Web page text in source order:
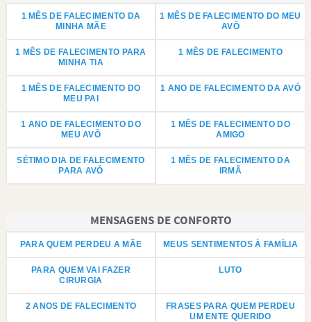
1 MÊS DE FALECIMENTO DA
MINHA MÃE
1 MÊS DE FALECIMENTO DO MEU
AVÔ
1 MÊS DE FALECIMENTO PARA
MINHA TIA
1 MÊS DE FALECIMENTO
1 MÊS DE FALECIMENTO DO
MEU PAI
1 ANO DE FALECIMENTO DA AVÓ
1 ANO DE FALECIMENTO DO
MEU AVÔ
1 MÊS DE FALECIMENTO DO
AMIGO
SÉTIMO DIA DE FALECIMENTO
PARA AVÓ
1 MÊS DE FALECIMENTO DA
IRMÃ
MENSAGENS DE CONFORTO
PARA QUEM PERDEU A MÃE MEUS SENTIMENTOS À FAMÍLIA
PARA QUEM VAI FAZER
CIRURGIA
LUTO
2 ANOS DE FALECIMENTO
FRASES PARA QUEM PERDEU
UM ENTE QUERIDO